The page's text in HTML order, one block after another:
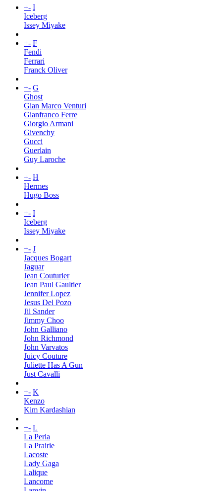
+- I
Iceberg
Issey Miyake
+- F
Fendi
Ferrari
Franck Oliver
+- G
Ghost
Gian Marco Venturi
Gianfranco Ferre
Giorgio Armani
Givenchy
Gucci
Guerlain
Guy Laroche
+- H
Hermes
Hugo Boss
+- I
Iceberg
Issey Miyake
+- J
Jacques Bogart
Jaguar
Jean Couturier
Jean Paul Gaultier
Jennifer Lopez
Jesus Del Pozo
Jil Sander
Jimmy Choo
John Galliano
John Richmond
John Varvatos
Juicy Couture
Juliette Has A Gun
Just Cavalli
+- K
Kenzo
Kim Kardashian
+- L
La Perla
La Prairie
Lacoste
Lady Gaga
Lalique
Lancome